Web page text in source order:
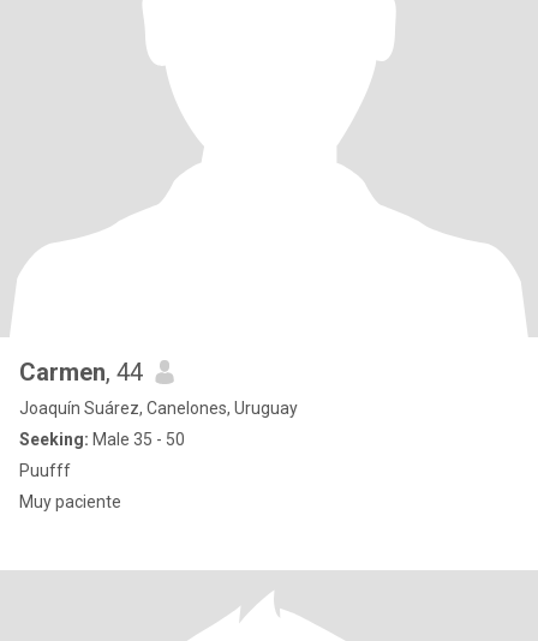
Carmen, 44
Joaquín Suárez, Canelones, Uruguay
Seeking: Male 35 - 50
Puufff
Muy paciente